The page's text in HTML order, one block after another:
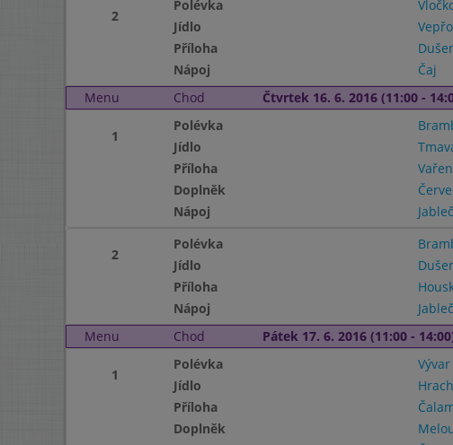
2
Polévka
Jídlo
Příloha
Nápoj
Čaj
Menu
Chod Čtvrtek 16. 6. 2016 (11:00 -
1
Polévka
Jídlo
Příloha
Doplněk
Nápoj
2
Polévka
Jídlo
Příloha
Nápoj
Menu
Chod Pátek 17. 6. 2016 (11:00 -
1
Polévka
Jídlo
Příloha
Doplněk